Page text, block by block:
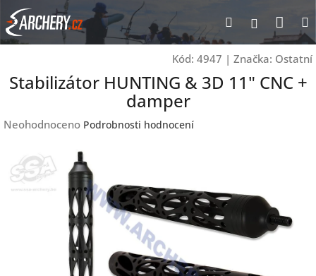
Přejít
na
obsah
Hledat
Kód: 4947 | Značka: Ostatní
Stabilizátor HUNTING & 3D 11" CNC +
damper
Průměrné
produktu
je
0,0
Neohodnoceno Podrobnosti hodnocení